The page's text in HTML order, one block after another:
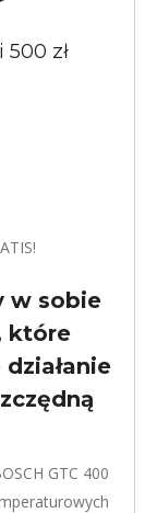
zł
w sobie
które
GTC 400